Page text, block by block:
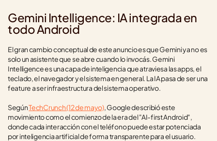
Gemini Intelligence: IA integrada en
todo Android
El gran cambio conceptual de este anuncio es que Gemini ya no es
solo un asistente que se abre cuando lo invocás. Gemini
Intelligence es una capa de inteligencia que atraviesa las apps, el
teclado, el navegador y el sistema en general. La IA pasa de ser una
feature a ser infraestructura del sistema operativo.
Según TechCrunch (12 de mayo), Google describió este
movimiento como el comienzo de la era del "AI-first Android",
donde cada interacción con el teléfono puede estar potenciada
por inteligencia artificial de forma transparente para el usuario.